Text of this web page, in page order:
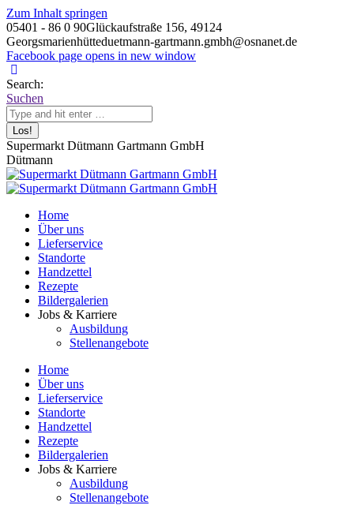
Zum Inhalt springen
05401 - 86 0 90Glückaufstraße 156, 49124
Georgsmarienhütteduetmann-gartmann.gmbh@osnanet.de
Facebook page opens in new window
Search:
Suchen
Supermarkt Dütmann Gartmann GmbH
Dütmann
Home
Über uns
Lieferservice
Standorte
Handzettel
Rezepte
Bildergalerien
Jobs & Karriere
Ausbildung
Stellenangebote
Home
Über uns
Lieferservice
Standorte
Handzettel
Rezepte
Bildergalerien
Jobs & Karriere
Ausbildung
Stellenangebote